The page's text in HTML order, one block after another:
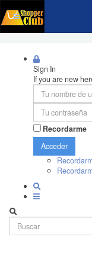
Sign In
If you are new
Recordarme
Acceder